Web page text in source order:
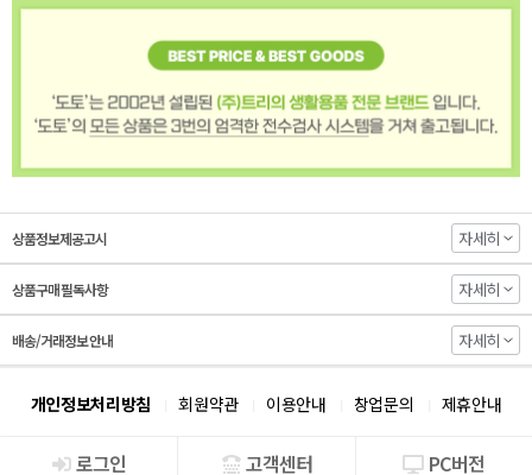
상품정보제공고시 자세히
상품구매 필독사항 자세히
배송/거래정보 안내 자세히
개인정보처리방침 회원약관 이용안내 창업문의 제휴안내
로그인 고객센터 PC버전